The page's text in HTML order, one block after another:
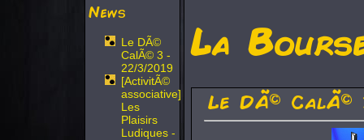
News
Le DÃ©
CalÃ© 3 -
22/3/2019
[ActivitÃ©
associative]
Les
Plaisirs
Ludiques -
La
Le DÃ© CalÃ©